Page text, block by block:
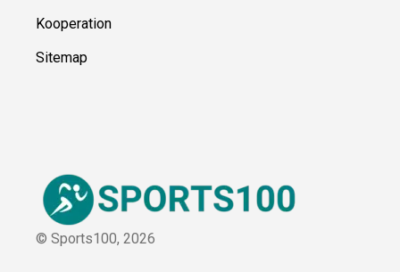
Kooperation
Sitemap
© Sports100, 2026